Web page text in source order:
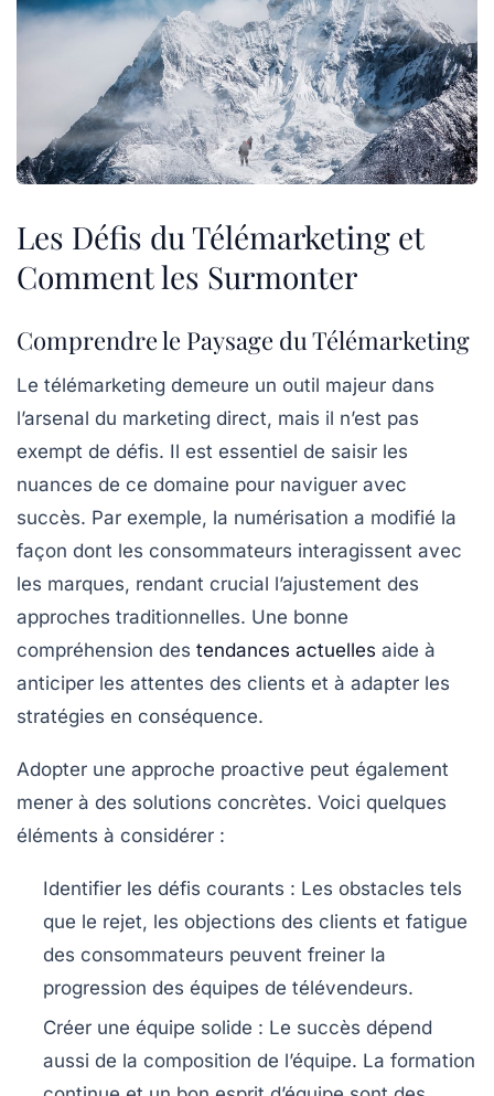
Les Défis du Télémarketing et
Comment les Surmonter
Comprendre le Paysage du Télémarketing
Le télémarketing demeure un outil majeur dans
l’arsenal du marketing direct, mais il n’est pas
exempt de défis. Il est essentiel de saisir les
nuances de ce domaine pour naviguer avec
succès. Par exemple, la numérisation a modifié la
façon dont les consommateurs interagissent avec
les marques, rendant crucial l’ajustement des
approches traditionnelles. Une bonne
compréhension des tendances actuelles aide à
anticiper les attentes des clients et à adapter les
stratégies en conséquence.
Adopter une approche proactive peut également
mener à des solutions concrètes. Voici quelques
éléments à considérer :
Identifier les défis courants : Les obstacles tels
que le rejet, les objections des clients et fatigue
des consommateurs peuvent freiner la
progression des équipes de télévendeurs.
Créer une équipe solide : Le succès dépend
aussi de la composition de l’équipe. La formation